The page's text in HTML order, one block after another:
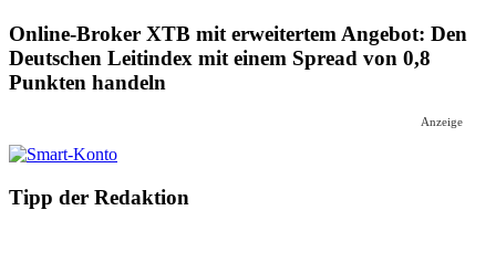
Online-Broker XTB mit erweitertem Angebot: Den
Deutschen Leitindex mit einem Spread von 0,8
Punkten handeln
Anzeige
Tipp der Redaktion